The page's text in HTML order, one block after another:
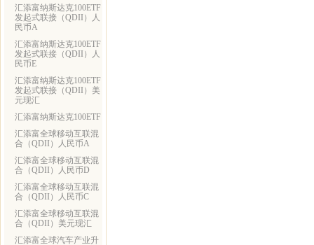
汇添富纳斯达克100ETF
发起式联接（QDII）人
民币A
汇添富纳斯达克100ETF
发起式联接（QDII）人
民币E
汇添富纳斯达克100ETF
发起式联接（QDII）美
元现汇
汇添富纳斯达克100ETF
汇添富全球移动互联混
合（QDII）人民币A
汇添富全球移动互联混
合（QDII）人民币D
汇添富全球移动互联混
合（QDII）人民币C
汇添富全球移动互联混
合（QDII）美元现汇
汇添富全球汽车产业升